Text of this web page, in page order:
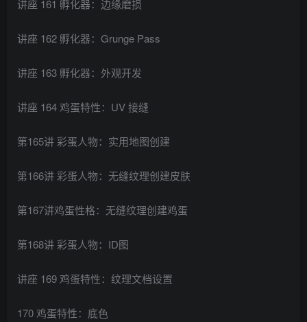
讲座 161 孵化器：边缘磨损
讲座 162 孵化器：Grunge Pass
讲座 163 孵化器：外观开发
讲座 164 鸡蛋特性：UV 接缝
第165讲 彩蛋人物：实用地图创建
第166讲 彩蛋人物：无缝纹理创建皮肤
第167讲鸡蛋性格：无缝纹理创建鸡蛋
第168讲 彩蛋人物：ID图
讲座 169 鸡蛋特性：纹理文档设置
170 鸡蛋特性：底色